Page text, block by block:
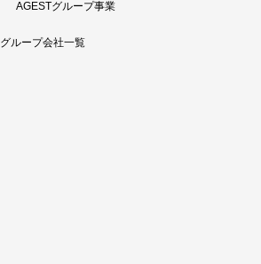
AGESTグループ事業
グループ会社一覧